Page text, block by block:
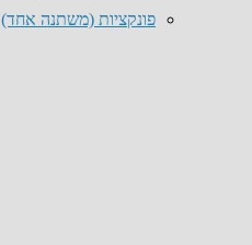
פונקציות (משתנה אחד)